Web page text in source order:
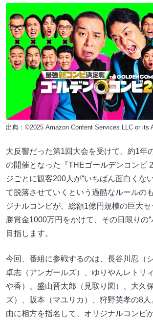
出典：©2025 Amazon Content Services LLC or its
大反響だった第1回大会を受けて、約1年
の開催となった『THEゴールデンコンビ
ジごとに観客200人が“いちばん面白くな
て脱落させていくという過酷なルールの
ジナルコンビが、総額1億円規模の巨大
勝賞金1000万円をかけて、その日限りの“
目指します。
今回、番組に参戦するのは、長谷川忍（
卓志（アンガールズ）、ゆりやんレトリ
や香）、盛山晋太郎（見取り図）、大久
ズ）、阪本（マユリカ）、狩野英孝の8
由に相方を指名して、オリジナルコンビ